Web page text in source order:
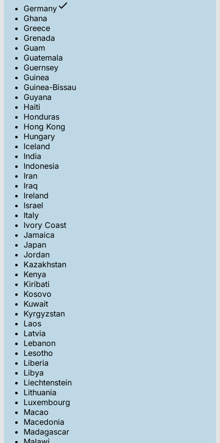
Germany
Ghana
Greece
Grenada
Guam
Guatemala
Guernsey
Guinea
Guinea-Bissau
Guyana
Haiti
Honduras
Hong Kong
Hungary
Iceland
India
Indonesia
Iran
Iraq
Ireland
Israel
Italy
Ivory Coast
Jamaica
Japan
Jordan
Kazakhstan
Kenya
Kiribati
Kosovo
Kuwait
Kyrgyzstan
Laos
Latvia
Lebanon
Lesotho
Liberia
Libya
Liechtenstein
Lithuania
Luxembourg
Macao
Macedonia
Madagascar